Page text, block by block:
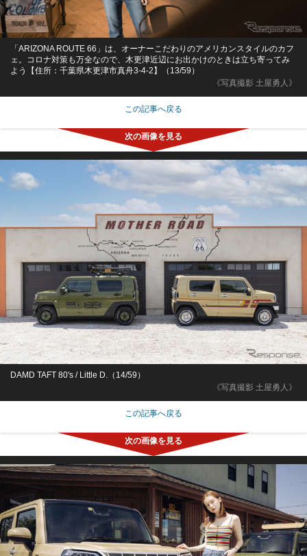
《写真撮影 土屋勇人》
「ARIZONA ROUTE 66」は、オーナーこだわりのアメリカンスタイルのカフ
ェ。コロナ対策も万全なので、木更津近辺にお出かけのときは立ち寄ってみ
よう【住所：千葉県木更津市真舟3-4-2】（13/59）
この記事へ戻る
《写真撮影 土屋勇人》
DAMD TAFT 80's / Little D.（14/59）
この記事へ戻る